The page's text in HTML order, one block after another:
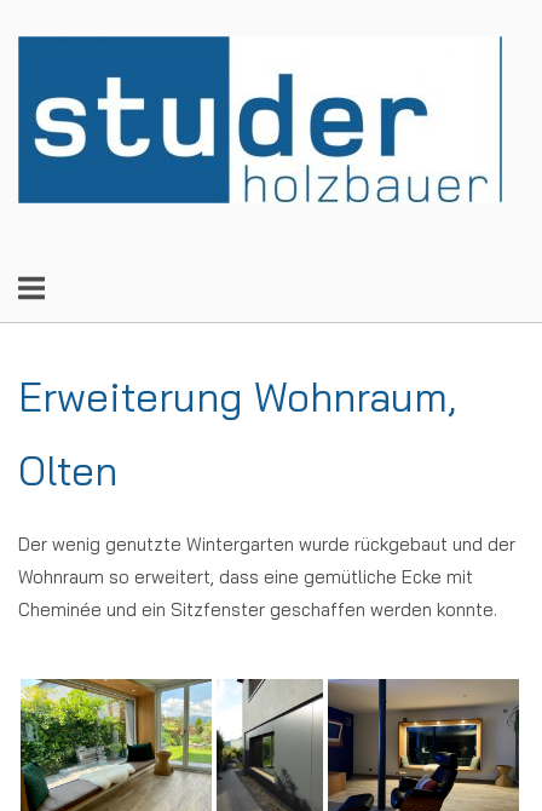
Erweiterung Wohnraum,
Olten
Der wenig genutzte Wintergarten wurde rückgebaut und der
Wohnraum so erweitert, dass eine gemütliche Ecke mit
Cheminée und ein Sitzfenster geschaffen werden konnte.